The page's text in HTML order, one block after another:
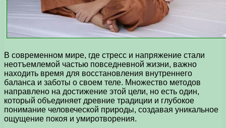
В современном мире, где стресс и напряжение стали
неотъемлемой частью повседневной жизни, важно
находить время для восстановления внутреннего
баланса и заботы о своем теле. Множество методов
направлено на достижение этой цели, но есть один,
который объединяет древние традиции и глубокое
понимание человеческой природы, создавая уникальное
ощущение покоя и умиротворения.